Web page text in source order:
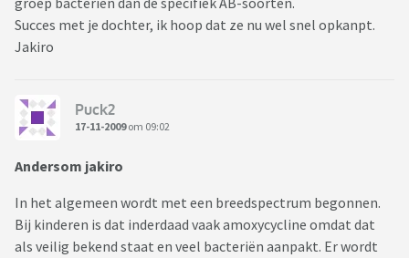
Succes met je dochter, ik hoop dat ze nu wel snel opkanpt.
Jakiro
Puck2
17-11-2009om 09:02
Andersom jakiro
In het algemeen wordt met een breedspectrum begonnen.
Bij kinderen is dat inderdaad vaak amoxycycline omdat dat
als veilig bekend staat en veel bacteriën aanpakt. Er wordt